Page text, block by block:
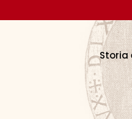
Storia